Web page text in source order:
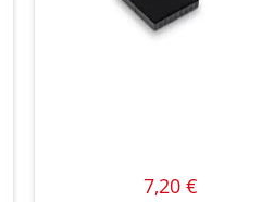
7,20 €